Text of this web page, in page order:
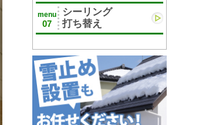
menu
07
シーリング
打ち替え